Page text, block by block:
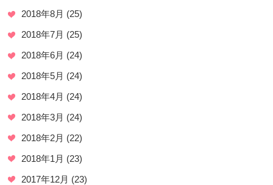
2018年8月 (25)
2018年7月 (25)
2018年6月 (24)
2018年5月 (24)
2018年4月 (24)
2018年3月 (24)
2018年2月 (22)
2018年1月 (23)
2017年12月 (23)